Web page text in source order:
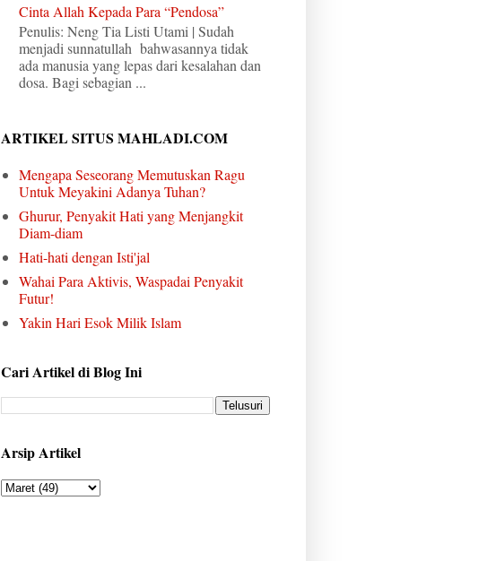
Cinta Allah Kepada Para “Pendosa”
Penulis: Neng Tia Listi Utami | Sudah
menjadi sunnatullah bahwasannya tidak
ada manusia yang lepas dari kesalahan dan
dosa. Bagi sebagian ...
ARTIKEL SITUS MAHLADI.COM
Mengapa Seseorang Memutuskan Ragu
Untuk Meyakini Adanya Tuhan?
Ghurur, Penyakit Hati yang Menjangkit
Diam-diam
Hati-hati dengan Isti'jal
Wahai Para Aktivis, Waspadai Penyakit
Futur!
Yakin Hari Esok Milik Islam
Cari Artikel di Blog Ini
Arsip Artikel